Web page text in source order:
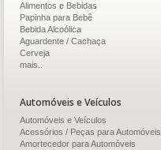
Alimentos e Bebidas
Papinha para Bebê
Bebida Alcoólica
Aguardente / Cachaça
Cerveja
mais..
Automóveis e Veículos
Automóveis e Veículos
Acessórios / Peças para Automóveis
Amortecedor para Automóveis